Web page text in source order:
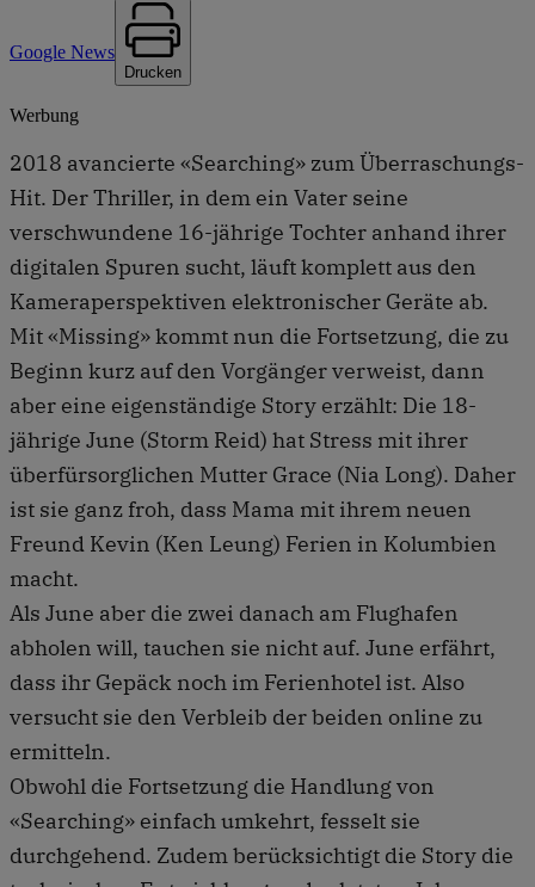
Google News
Drucken
Werbung
2018 avancierte «Searching» zum Überraschungs-
Hit. Der Thriller, in dem ein Vater seine
verschwundene 16-jährige Tochter anhand ihrer
digitalen Spuren sucht, läuft komplett aus den
Kameraperspektiven elektronischer Geräte ab.
Mit «Missing» kommt nun die Fortsetzung, die zu
Beginn kurz auf den Vorgänger verweist, dann
aber eine eigenständige Story erzählt: Die 18-
jährige June (Storm Reid) hat Stress mit ihrer
überfürsorglichen Mutter Grace (Nia Long). Daher
ist sie ganz froh, dass Mama mit ihrem neuen
Freund Kevin (Ken Leung) Ferien in Kolumbien
macht.
Als June aber die zwei danach am Flughafen
abholen will, tauchen sie nicht auf. June erfährt,
dass ihr Gepäck noch im Ferienhotel ist. Also
versucht sie den Verbleib der beiden online zu
ermitteln.
Obwohl die Fortsetzung die Handlung von
«Searching» einfach umkehrt, fesselt sie
durchgehend. Zudem berücksichtigt die Story die